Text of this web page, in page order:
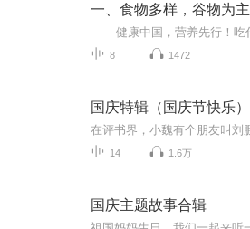
一、食物多样，谷物为主
8 1472
国庆特辑（国庆节快乐）
14 1.6万
国庆主题故事合辑